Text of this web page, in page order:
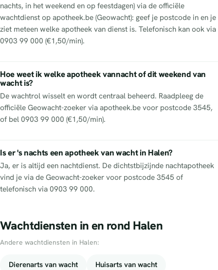
nachts, in het weekend en op feestdagen) via de officiële
wachtdienst op apotheek.be (Geowacht): geef je postcode in en je
ziet meteen welke apotheek van dienst is. Telefonisch kan ook via
0903 99 000 (€1,50/min).
Hoe weet ik welke apotheek vannacht of dit weekend van
wacht is?
De wachtrol wisselt en wordt centraal beheerd. Raadpleeg de
officiële Geowacht-zoeker via apotheek.be voor postcode 3545,
of bel 0903 99 000 (€1,50/min).
Is er 's nachts een apotheek van wacht in Halen?
Ja, er is altijd een nachtdienst. De dichtstbijzijnde nachtapotheek
vind je via de Geowacht-zoeker voor postcode 3545 of
telefonisch via 0903 99 000.
Wachtdiensten in en rond Halen
Andere wachtdiensten in Halen:
Dierenarts van wacht Huisarts van wacht